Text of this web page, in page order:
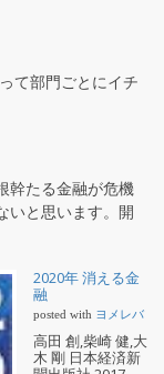
て部門ごとにイチ
幹たる金融が危機
いと思います。開
2020年 消える金
融
posted with ヨメレバ
高田 創,柴崎 健,大
木 剛 日本経済新